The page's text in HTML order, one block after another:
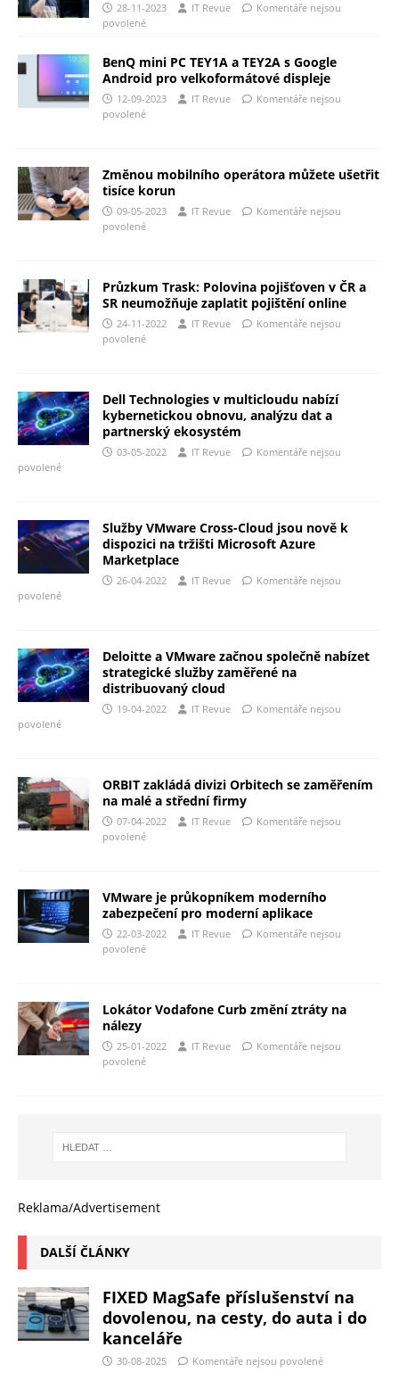
28-11-2023 IT Revue
Komentáře nejsou
povolené
BenQ mini PC TEY1A a TEY2A s Google
Android pro velkoformátové displeje
12-09-2023 IT Revue
Komentáře nejsou
povolené
Změnou mobilního operátora můžete ušetřit
tisíce korun
09-05-2023 IT Revue
Komentáře nejsou
povolené
Průzkum Trask: Polovina pojišťoven v ČR a
SR neumožňuje zaplatit pojištění online
24-11-2022 IT Revue
Komentáře nejsou
povolené
Dell Technologies v multicloudu nabízí
kybernetickou obnovu, analýzu dat a
partnerský ekosystém
03-05-2022 IT Revue
Komentáře nejsou
povolené
Služby VMware Cross-Cloud jsou nově k
dispozici na tržišti Microsoft Azure
Marketplace
26-04-2022 IT Revue
Komentáře nejsou
povolené
Deloitte a VMware začnou společně nabízet
strategické služby zaměřené na
distribuovaný cloud
19-04-2022 IT Revue
Komentáře nejsou
povolené
ORBIT zakládá divizi Orbitech se zaměřením
na malé a střední firmy
07-04-2022 IT Revue
Komentáře nejsou
povolené
VMware je průkopníkem moderního
zabezpečení pro moderní aplikace
22-03-2022 IT Revue
Komentáře nejsou
povolené
Lokátor Vodafone Curb změní ztráty na
nálezy
25-01-2022 IT Revue
Komentáře nejsou
povolené
Reklama/Advertisement
DALŠÍ ČLÁNKY
FIXED MagSafe příslušenství na
dovolenou, na cesty, do auta i do
kanceláře
30-08-2025 Komentáře nejsou povolené